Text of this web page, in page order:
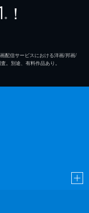
※ ！
配信サービスにおける洋画/邦画/
。別途、有料作品あり。